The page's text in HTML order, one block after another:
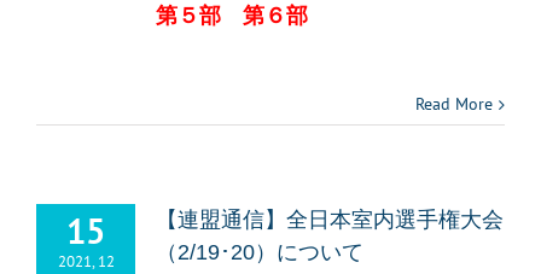
第５部
第６部
Read More
15
2021, 12
【連盟通信】全日本室内選手権大会
（2/19･20）について